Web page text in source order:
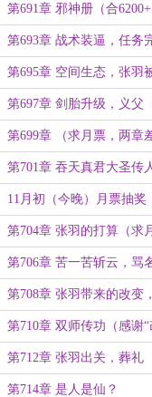
_DROP_TABLE”的盟主）
第691章 邪神册（合6200+
第693章 战术装逼，任务
7650+）
第695章 空间生态，张羽
（合6650+）
第697章 剑胎升级，义父
9500+求月票）
第699章 （求月票，两章
8000）
第701章 吞天真君大圣传
票，今天共8500）
11月初（今晚）月票抽奖
签录取通知书，昆墟本地人
抱枕
第704章 张羽的打算（求
第706章 苦一苦斩云，骂
（感谢“生命球”打赏盟主）
第708章 张羽带来的改变
计时（7600+）
第710章 双师传功（感谢
一百块”打赏盟主）
第712章 张羽出关，葬礼
第714章 是人是仙？